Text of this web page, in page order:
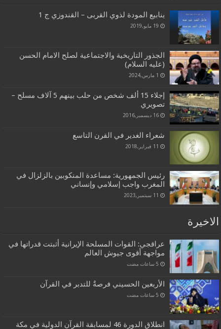
ينابيع المودة لذوي القربى – القندوزي ج 1
19 مايو,2019
الجذور التاريخية والاجتماعية لصلح الامام الحسن
(عليه السلام)
1 مارس,2024
إجلاء 15 ألف شخص من حلب بينهم 5 آلاف مسلح –
تصويري
16 ديسمبر,2016
شعراء الغدير في القرن التاسع
11 فبراير,2018
رئيس الجمهورية: مساعدة المنكوبين بالزلزال في
المغرب واجب إسلامي وإنساني
11 سبتمبر,2023
الاخيرة
عراقجي: القوات المسلحة الإيرانية أثبتت قدراتها في
مواجهة أقوى جيوش العالم
الأربعين الحسيني فرصةٌ للتدبر في القرآن
انطلاق الدورة 46 لمسابقة القرآن الدولية في مكة